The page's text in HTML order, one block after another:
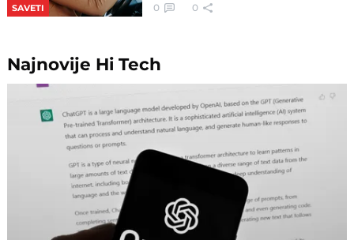
SAVETI 0 0
Najnovije Hi Tech